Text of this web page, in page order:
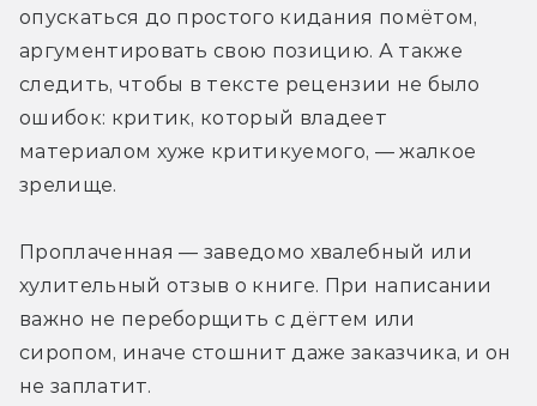
опускаться до простого кидания помётом,
аргументировать свою позицию. А также
следить, чтобы в тексте рецензии не было
ошибок: критик, который владеет
материалом хуже критикуемого, — жалкое
зрелище.
Проплаченная — заведомо хвалебный или
хулительный отзыв о книге. При написании
важно не переборщить с дёгтем или
сиропом, иначе стошнит даже заказчика, и он
не заплатит.